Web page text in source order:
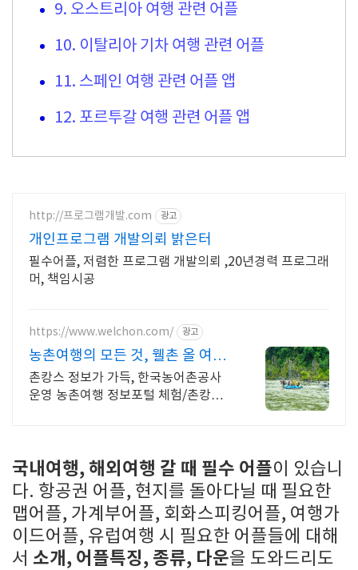
9. 오스트리아 여행 관련 어플
10. 이탈리아 기차 여행 관련 어플
11. 스페인 여행 관련 어플 앱
12. 포르투갈 여행 관련 어플 앱
http://프로그램개발.com 광고
개인프로그램 개발의뢰 밝은터
필수어플, 저렴한 프로그램 개발의뢰 ,20년경력 프로그래
머, 책임시공
https://www.welchon.com/ 광고
농촌여행의 모든 것, 웰촌 올 여름
여행은 농촌으로!
촌캉스 정보가 가득, 한국농어촌공사
운영 농촌여행 정보포털 체험/촌캉스/
국내여행, 해외여행 갈 때 필수 어플이 있습니
다. 항공권 어플, 현지를 돌아다닐 때 필요한
맵어플, 가계부어플, 회화스피킹어플, 여행가
이드어플, 유럽여행 시 필요한 어플들에 대해
서 소개, 어플특징, 종류, 다운을 도와드리도